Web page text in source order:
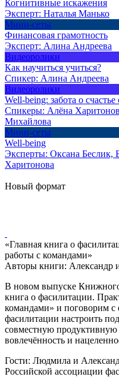
Когнитивные искажения
Эксперт: Наталья Манько
Мини-сеты
Финансовая грамотность
Эксперт: Алина Андреева
Видеоролики
Как научиться учиться?
Спикер: Алина Андреева
Видеоролики
Well-being: забота о счастье
Спикеры: Алёна
Михайлова
Мини-сеты
Well-being
Эксперты: Оксана Беслик,
Харитонова
Новый формат
«Главная книга о
работы с командами»
Авторы книги: Александр
В новом выпуске
книга о фасилитации.
командами» и поговорим
фасилитации настроить
совместную продуктивную
вовлечённость и
Гости: Людмила и
Российской ассоциации